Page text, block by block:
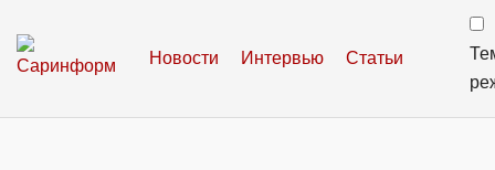
Новости Интервью Статьи